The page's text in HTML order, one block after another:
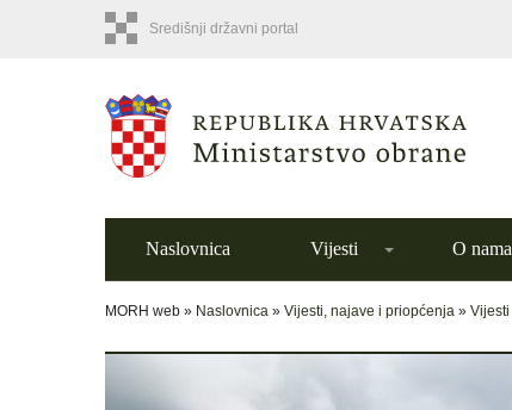
Središnji državni portal
Naslovnica Vijesti O nama
MORH web » Naslovnica » Vijesti, najave i priopćenja » Vijesti